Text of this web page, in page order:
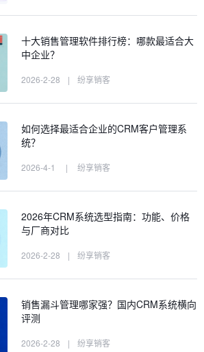
十大销售管理软件排行榜：哪款最适合大
中企业？
2026-2-28 | 纷享销客
如何选择最适合企业的CRM客户管理系
统？
2026-4-1 | 纷享销客
2026年CRM系统选型指南：功能、价格
与厂商对比
2026-2-28 | 纷享销客
销售漏斗管理哪家强？国内CRM系统横向
评测
2026-2-28 | 纷享销客